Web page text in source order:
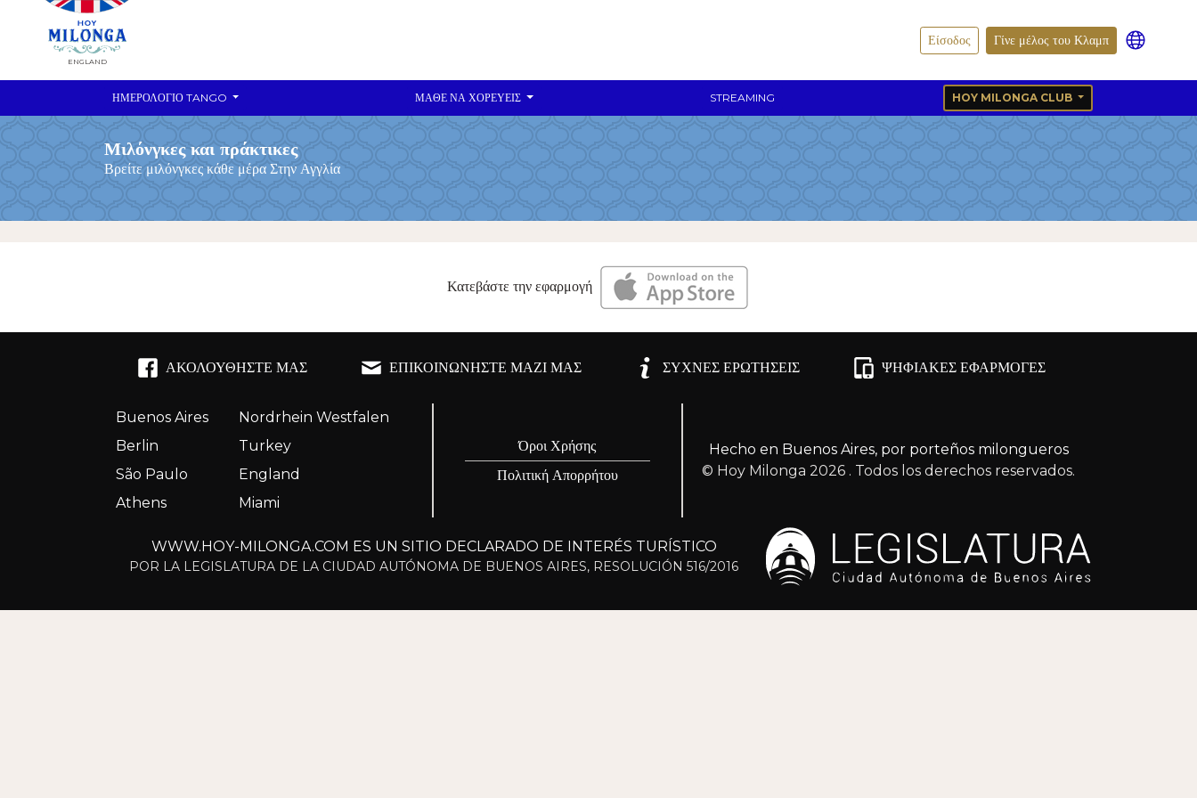
ENGLAND
Είσοδος Γίνε μέλος του Κλαμπ
ΗΜΕΡΟΛΌΓΙΟ TANGO ΜΆΘΕ ΝΑ ΧΟΡΕΎΕΙΣ STREAMING HOY MILONGA CLUB
Μιλόνγκες και πράκτικες
Βρείτε μιλόνγκες κάθε μέρα Στην Αγγλία
Κατεβάστε την εφαρμογή
ΑΚΟΛΟΥΘΉΣΤΕ ΜΑΣ ΕΠΙΚΟΙΝΩΝΉΣΤΕ ΜΑΖΊ ΜΑΣ ΣΥΧΝΈΣ ΕΡΩΤΉΣΕΙΣ ΨΗΦΙΑΚΈΣ ΕΦΑΡΜΟΓΈΣ
Buenos Aires
Nordrhein Westfalen
Berlin
Turkey
São Paulo
England
Athens
Miami
Όροι Χρήσης
Πολιτική Απορρήτου
Hecho en Buenos Aires, por porteños milongueros
© Hoy Milonga 2026 . Todos los derechos reservados.
WWW.HOY-MILONGA.COM ES UN SITIO DECLARADO DE INTERÉS TURÍSTICO
POR LA LEGISLATURA DE LA CIUDAD AUTÓNOMA DE BUENOS AIRES, RESOLUCIÓN 516/2016